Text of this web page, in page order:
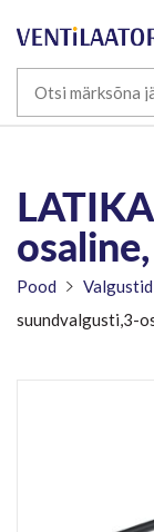
Pood Valgustid
suundvalgusti,3-